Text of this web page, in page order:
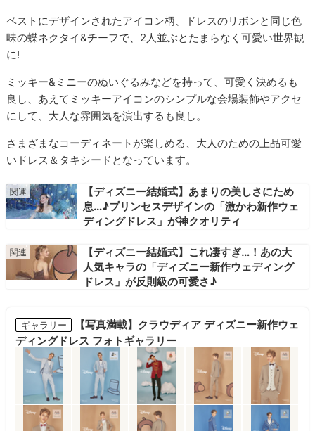
ベストにデザインされたアイコン柄、ドレスのリボンと同じ色
味の蝶ネクタイ&チーフで、2人並ぶとたまらなく可愛い世界観
に!
ミッキー&ミニーのぬいぐるみなどを持って、可愛く決めるも
良し、あえてミッキーアイコンのシンプルな会場装飾やアクセ
にして、大人な雰囲気を演出するも良し。
さまざまなコーディネートが楽しめる、大人のための上品可愛
いドレス＆タキシードとなっています。
【ディズニー結婚式】あまりの美しさにため
息…♪プリンセスデザインの「激かわ新作ウェ
ディングドレス」が神クオリティ
【ディズニー結婚式】これ凄すぎ…！あの大
人気キャラの「ディズニー新作ウェディング
ドレス」が反則級の可愛さ♪
ギャラリー
【写真満載】クラウディア ディズニー新作ウェ
ディングドレス フォトギャラリー